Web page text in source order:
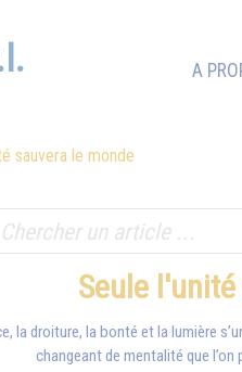
A
sauvera le monde
Seule
la droiture, la bonté et la lumière
changeant de mentalité que l’on